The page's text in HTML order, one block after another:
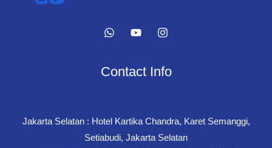
Contact Info
Jakarta Selatan : Hotel Kartika Chandra, Karet Semanggi,
Setiabudi, Jakarta Selatan